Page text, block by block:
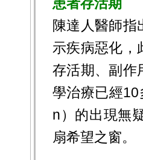
陳達人醫師指
示疾病惡化，
存活期、副作
學治療已經
n）的出現無
扇希望之窗。